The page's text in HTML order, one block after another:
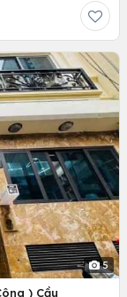
5
) Cầu